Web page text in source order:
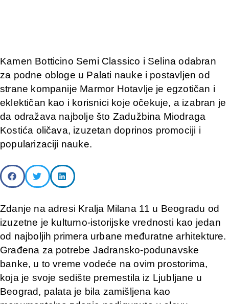
Kamen Botticino Semi Classico i Selina odabran
za podne obloge u Palati nauke i postavljen od
strane kompanije Marmor Hotavlje je egzotičan i
eklektičan kao i korisnici koje očekuje, a izabran je
da odražava najbolje što Zadužbina Miodraga
Kostića oličava, izuzetan doprinos promociji i
popularizaciji nauke.
Zdanje na adresi Kralja Milana 11 u Beogradu od
izuzetne je kulturno-istorijske vrednosti kao jedan
od najboljih primera urbane međuratne arhitekture.
Građena za potrebe Jadransko-podunavske
banke, u to vreme vodeće na ovim prostorima,
koja je svoje sedište premestila iz Ljubljane u
Beograd, palata je bila zamišljena kao